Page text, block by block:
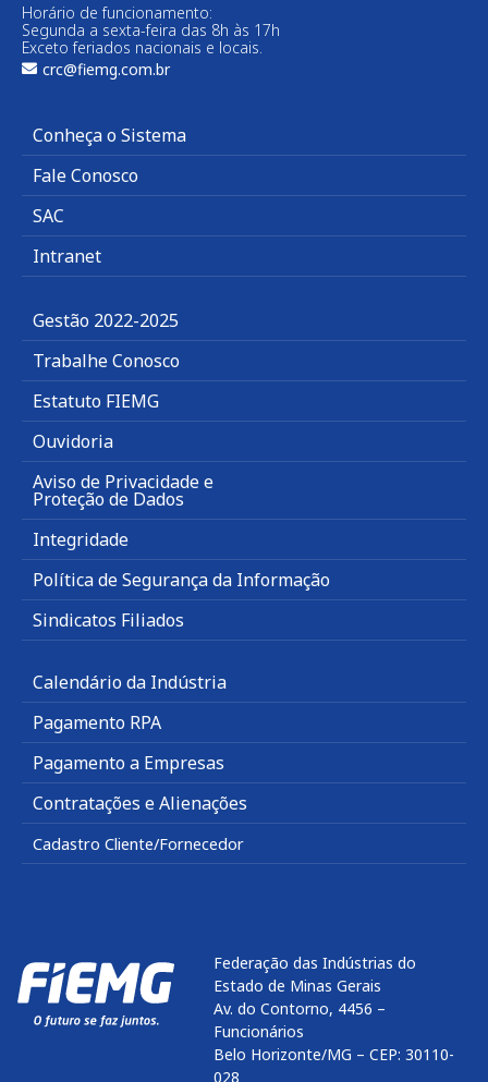
Horário de funcionamento:
Segunda a sexta-feira das 8h às 17h
Exceto feriados nacionais e locais.
crc@fiemg.com.br
Conheça o Sistema
Fale Conosco
SAC
Intranet
Gestão 2022-2025
Trabalhe Conosco
Estatuto FIEMG
Ouvidoria
Aviso de Privacidade e
Proteção de Dados
Integridade
Política de Segurança da Informação
Sindicatos Filiados
Calendário da Indústria
Pagamento RPA
Pagamento a Empresas
Contratações e Alienações
Cadastro Cliente/Fornecedor
Federação das Indústrias do
Estado de Minas Gerais
Av. do Contorno, 4456 –
Funcionários
Belo Horizonte/MG – CEP: 30110-
028